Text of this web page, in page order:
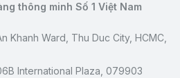
thông minh Số 1 Việt Nam
Khanh Ward, Thu Duc City, HCMC,
International Plaza, 079903